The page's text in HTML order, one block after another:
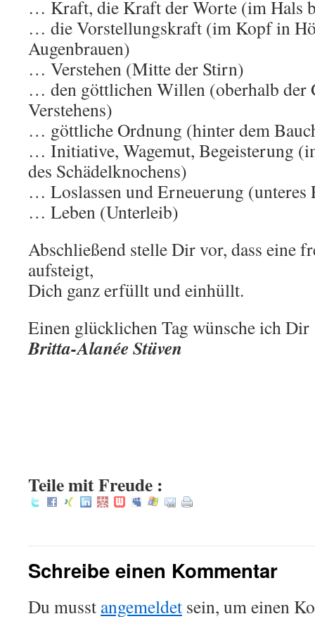
… Kraft, die Kraft der Worte (im Hals
… die Vorstellungskraft (im Kopf in
Augenbrauen)
… Verstehen (Mitte der Stirn)
… den göttlichen Willen (oberhalb der
Verstehens)
… göttliche Ordnung (hinter dem
… Initiative, Wagemut, Begeisterung
des Schädelknochens)
… Loslassen und Erneuerung (unteres
… Leben (Unterleib)
Abschließend stelle Dir vor, dass eine
aufsteigt,
Dich ganz erfüllt und einhüllt.
Einen glücklichen Tag wünsche ich
Britta-Alanée Stüven
Teile mit Freude :
Schreibe einen Kommentar
Du musst angemeldet sein, um einen